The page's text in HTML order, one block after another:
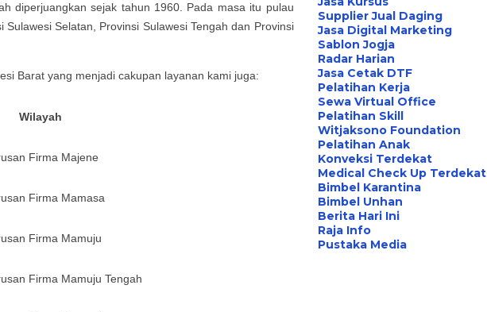
diperjuangkan sejak tahun 1960. Pada masa itu pulau
Selatan, Provinsi Sulawesi Tengah dan Provinsi
Barat yang menjadi cakupan layanan kami juga:
Wilayah
Firma Majene
Firma Mamasa
Firma Mamuju
Firma Mamuju Tengah
Supplier Jual Daging
Jasa Digital Marketing
Sablon Jogja
Radar Harian
Jasa Cetak DTF
Pelatihan Kerja
Sewa Virtual Office
Pelatihan Skill
Witjaksono Foundation
Pelatihan Anak
Konveksi Terdekat
Medical Check Up Terdekat
Bimbel Karantina
Bimbel Unhan
Berita Hari Ini
Raja Info
Pustaka Media